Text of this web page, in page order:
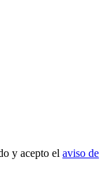
y acepto el aviso de